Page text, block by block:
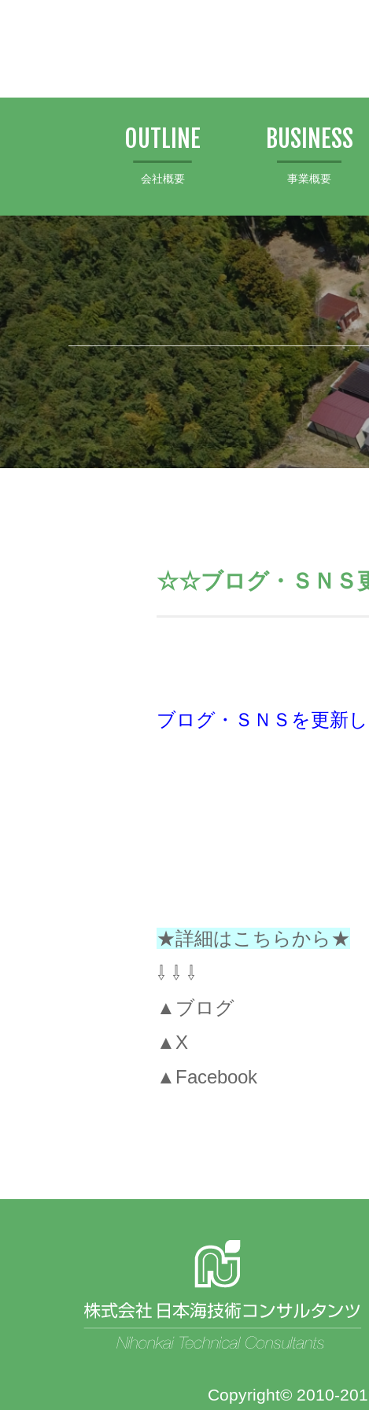
OUTLINE
会社概要
BUSINESS
事業概要
☆☆ブログ・ＳＮ
ブログ・ＳＮＳを更新し
★詳細はこちらから★
⇩ ⇩ ⇩
▲ブログ
▲X
▲Facebook
Copyright© 2010-